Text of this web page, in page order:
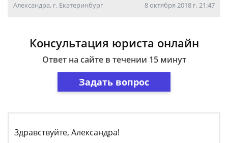
Александра, г. Екатеринбург 8 октября 2018 г. 21:47
Консультация юриста онлайн
Ответ на сайте в течении 15 минут
Задать вопрос
Здравствуйте, Александра!